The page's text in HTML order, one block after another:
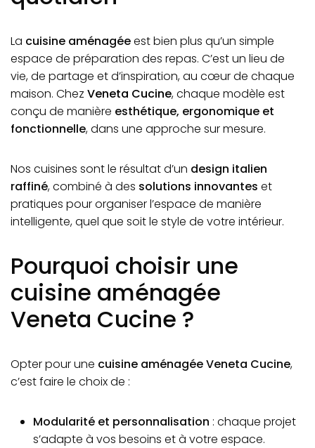
La cuisine aménagéeest bien plus qu’un simple
espace de préparation des repas. C’est un lieu de
vie, de partage et d’inspiration, au cœur de chaque
maison. Chez Veneta Cucine, chaque modèle est
conçu de manière esthétique, ergonomique et
fonctionnelle, dans une approche sur mesure.
Nos cuisines sont le résultat d’un design italien
raffiné, combiné à des solutions innovantes et
pratiques pour organiser l’espace de manière
intelligente, quel que soit le style de votre intérieur.
Pourquoi choisir une
cuisine aménagée
Veneta Cucine ?
Opter pour une cuisine aménagée Veneta Cucine,
c’est faire le choix de :
Modularité et personnalisation : chaque projet
s’adapte à vos besoins et à votre espace.